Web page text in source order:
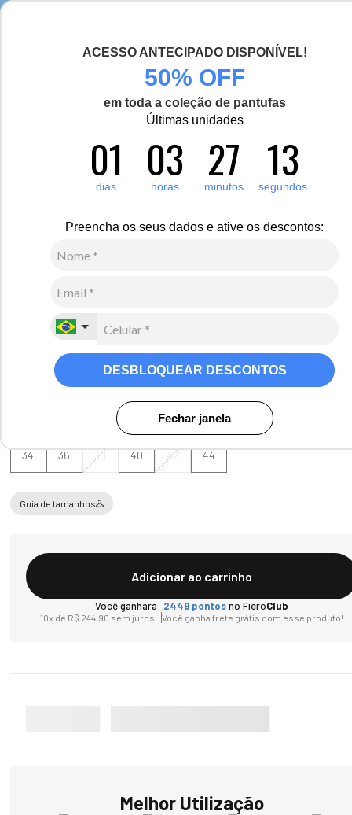
ACESSO ANTECIPADO DISPONÍVEL!
50% OFF
em toda a coleção de pantufas
Últimas unidades
01
dias 03
horas 27
minutos 13
segundos
Preencha os seus dados e ative os descontos:
DESBLOQUEAR DESCONTOS
Fechar janela
Avaliações
Casaco Térmico Feminino Boston em Lã Premium
Ver Parcelas
Preto
34 36 38 40 42 44
Guia de tamanhos
Adicionar ao carrinho
Você ganhará: 2449 pontosno FieroClub
10x de R$ 244,90 sem juros Você ganha frete grátis com esse produto!
Melhor Utilização